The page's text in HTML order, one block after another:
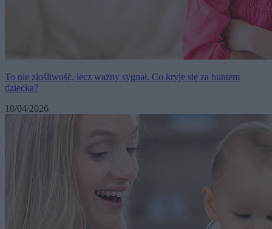
To nie złośliwość, lecz ważny sygnał. Co kryje się za buntem
dziecka?
10/04/2026